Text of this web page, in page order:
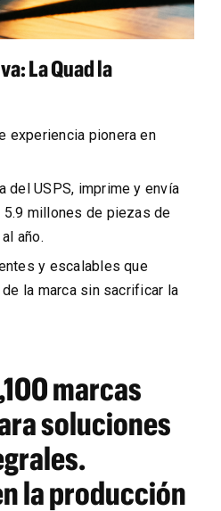
La Quad la
experiencia pionera en
del USPS, imprime y envía
millones de piezas de
año.
y escalables que
la marca sin sacrificar la
marcas
soluciones
la producción